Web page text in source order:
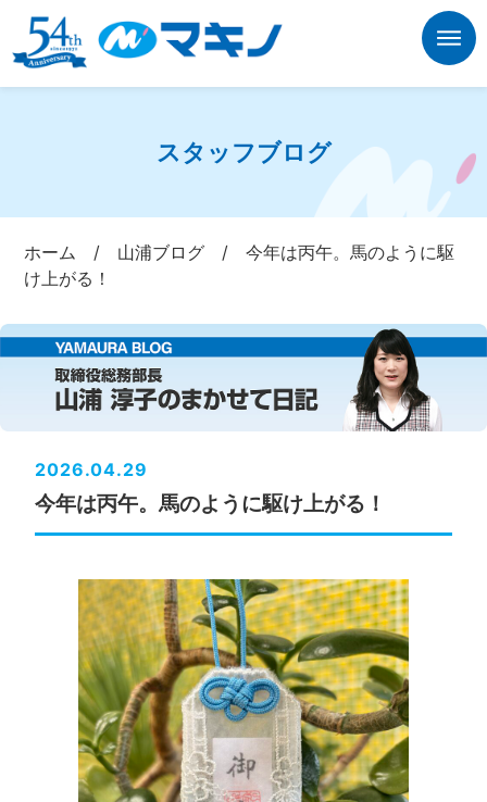
スタッフブログ
ホーム / 山浦ブログ /今年は丙午。馬のように駆
け上がる！
2026.04.29
今年は丙午。馬のように駆け上がる！